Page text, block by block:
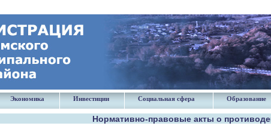
Экономика Инвестиции Социальная сфера Образование
Нормативно-правовые акты о